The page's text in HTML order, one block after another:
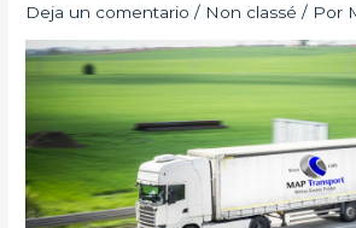
Deja un comentario / Non classé / Por